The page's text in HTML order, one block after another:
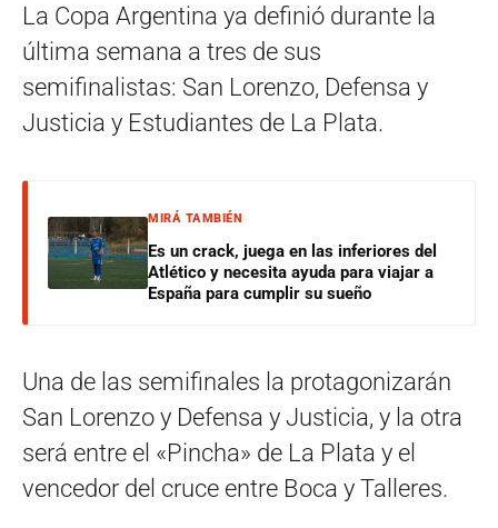
La Copa Argentina ya definió durante la
última semana a tres de sus
semifinalistas: San Lorenzo, Defensa y
Justicia y Estudiantes de La Plata.
MIRÁ TAMBIÉN
Es un crack, juega en las inferiores del
Atlético y necesita ayuda para viajar a
España para cumplir su sueño
Una de las semifinales la protagonizarán
San Lorenzo y Defensa y Justicia, y la otra
será entre el «Pincha» de La Plata y el
vencedor del cruce entre Boca y Talleres.